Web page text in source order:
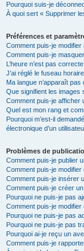
Pourquoi suis-je
À quoi sert « Supprimer
Préférences et
Comment puis-je
Comment puis-je
L’heure n’est pas correcte
J’ai réglé le fuseau
Ma langue n’apparaît pas
Que signifient les images
Comment puis-je afficher
Quel est mon rang et
Pourquoi m’est-il
électronique d’un
Problèmes de
Comment puis-je publier
Comment puis-je
Comment puis-je insérer
Comment puis-je créer
Pourquoi ne puis-je pas
Comment puis-je
Pourquoi ne puis-je pas
Pourquoi ne puis-je pas
Pourquoi ai-je reçu un
Comment puis-je